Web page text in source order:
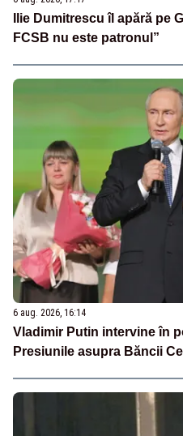
Ilie Dumitrescu îl apără pe
FCSB nu este patronul”
6 aug. 2026, 16:14
Vladimir Putin intervine în
Presiunile asupra Băncii